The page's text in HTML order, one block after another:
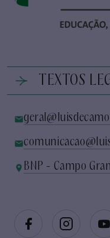
TEXTOS
BNP - Campo